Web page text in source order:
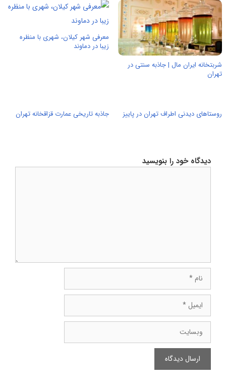
شربتخانه ایران مال | جاذبه سنتی در
تهران
معرفی شهر کیلان، شهری با منظره
زیبا در دماوند
روستاهای دیدنی اطراف تهران در پاییز جاذبه تاریخی عمارت قزاقخانه تهران
دیدگاه خود را بنویسید
ایمیل
وبسایت